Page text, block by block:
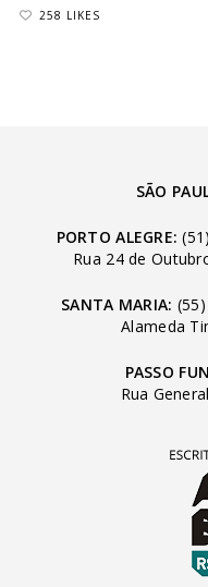
258 LIKES
SÃO
PORTO ALEGRE:
Rua 24 de
SANTA MARIA:
Alameda
PASSO
Rua